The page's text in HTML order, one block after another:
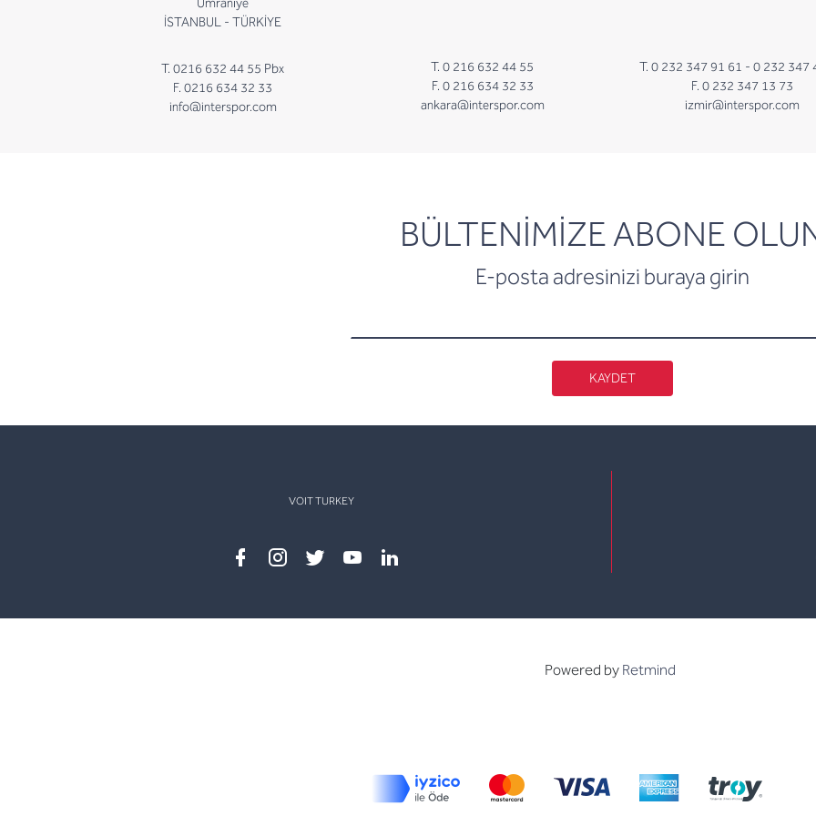
İSTANBUL - TÜRKİYE
T. 0216 632 44 55 Pbx
F. 0216 634 32 33
info@interspor.com
T. 0 216 632 44 55
F. 0 216 634 32 33
ankara@interspor.com
T. 0 232 347 91 61 - 0 232 347
F. 0 232 347 13 73
izmir@interspor.com
BÜLTENİMİZE ABONE
E-posta adresinizi buraya girin
newsletter
KAYDET
VOIT TURKEY
Powered by Retmind